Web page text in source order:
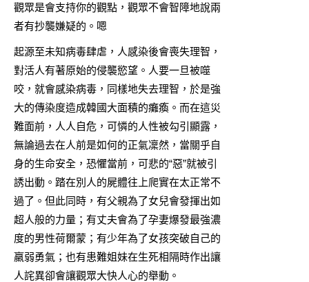
觀眾是會支持你的觀點，觀眾不會智障地說兩
者有抄襲嫌疑的。嗯
起源至未知病毒肆虐，人感染後會喪失理智，
對活人有著原始的侵襲慾望。人要一旦被噬
咬，就會感染病毒，同樣地失去理智，於是強
大的傳染度造成韓國大面積的癱瘓。而在這災
難面前，人人自危，可憐的人性被勾引顯露，
無論過去在人前是如何的正氣凜然，當關乎自
身的生命安全，恐懼當前，可悲的“惡”就被引
誘出動。踏在別人的屍體往上爬實在太正常不
過了。但此同時，有父親為了女兒會發揮出如
超人般的力量；有丈夫會為了孕妻爆發最強濃
度的男性荷爾蒙；有少年為了女孩突破自己的
羸弱勇氣；也有患難姐妹在生死相隔時作出讓
人詫異卻會讓觀眾大快人心的舉動。